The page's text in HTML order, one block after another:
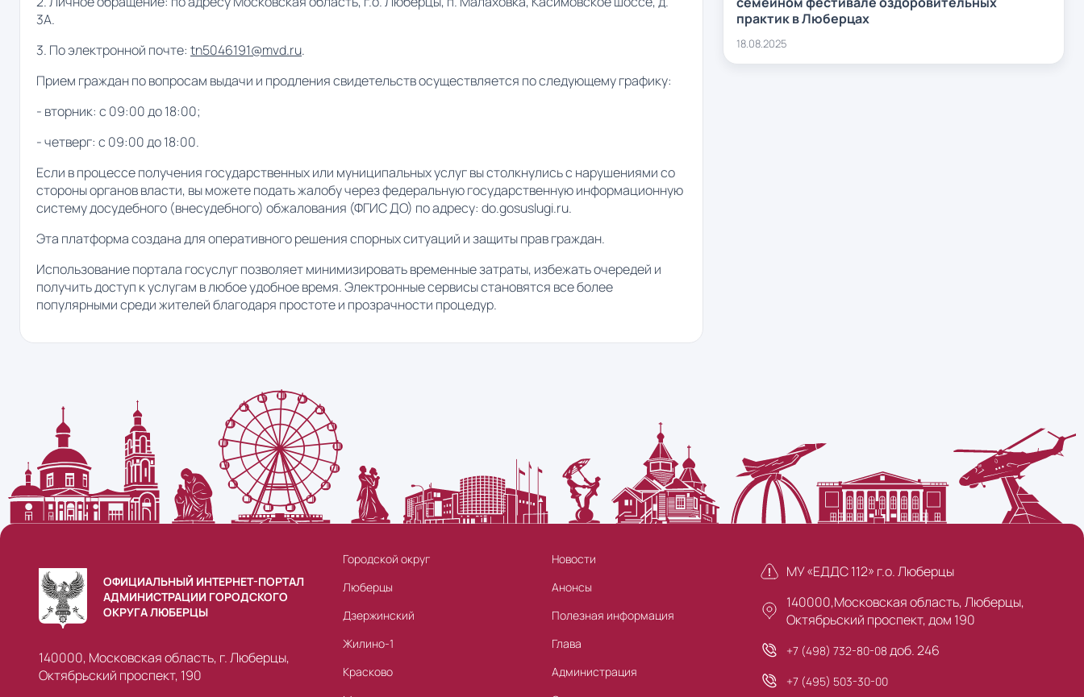
3А.
3. По электронной почте: tn5046191@mvd.ru.
Прием граждан по вопросам выдачи и продления свидетельств осуществляется по следующему графику:
- вторник: с 09:00 до 18:00;
- четверг: с 09:00 до 18:00.
Если в процессе получения государственных или муниципальных услуг вы столкнулись с нарушениями со
стороны органов власти, вы можете подать жалобу через федеральную государственную информационную
систему досудебного (внесудебного) обжалования (ФГИС ДО) по адресу: do.gosuslugi.ru.
Эта платформа создана для оперативного решения спорных ситуаций и защиты прав граждан.
Использование портала госуслуг позволяет минимизировать временные затраты, избежать очередей и
получить доступ к услугам в любое удобное время. Электронные сервисы становятся все более
популярными среди жителей благодаря простоте и прозрачности процедур.
практик в Люберцах
18.08.2025
ОФИЦИАЛЬНЫЙ ИНТЕРНЕТ-ПОРТАЛ
АДМИНИСТРАЦИИ ГОРОДСКОГО
ОКРУГА ЛЮБЕРЦЫ
140000, Московская область, г. Люберцы,
Октябрьский проспект, 190
Городской округ
Люберцы
Дзержинский
Жилино-1
Красково
Новости
Анонсы
Полезная информация
Глава
Администрация
МУ «ЕДДС 112» г.о. Люберцы
140000,Московская область, Люберцы,
Октябрьский проспект, дом 190
+7 (498) 732-80-08 доб. 246
+7 (495) 503-30-00